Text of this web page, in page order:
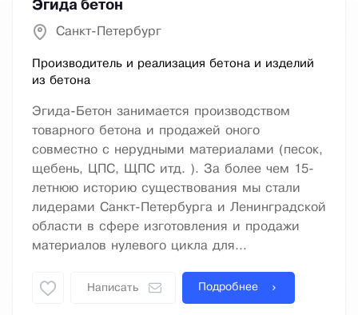
Эгида бетон
Санкт-Петербург
Производитель и реализация бетона и изделий
из бетона
Эгида-Бетон занимается производством
товарного бетона и продажей оного
совместно с нерудными материалами (песок,
щебень, ЦПС, ЩПС итд. ). За более чем 15-
летнюю историю существования мы стали
лидерами Санкт-Петербурга и Ленинградской
области в сфере изготовления и продажи
материалов нулевого цикла для...
Написать Подробнее